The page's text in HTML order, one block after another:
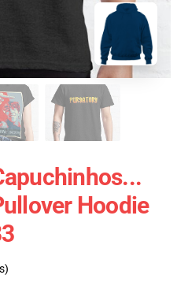
Hoodie